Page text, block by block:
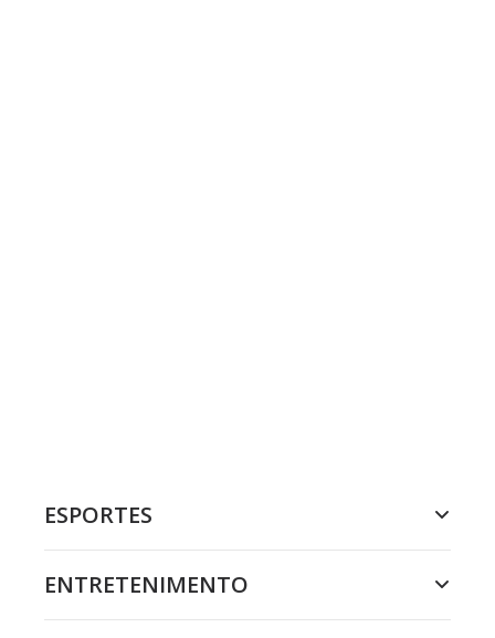
ESPORTES
ENTRETENIMENTO